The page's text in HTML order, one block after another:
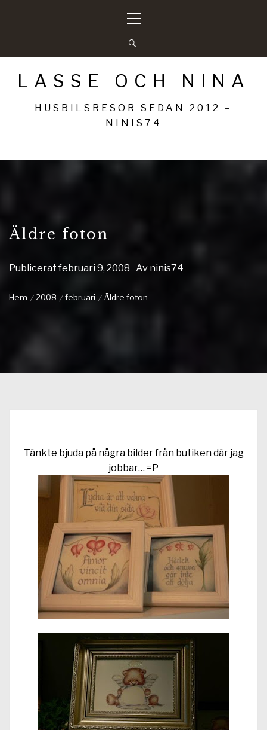
meny
LASSE OCH NINA
HUSBILSRESOR SEDAN 2012 –
NINIS74
Äldre foton
Publicerat februari 9, 2008 Av ninis74
Hem 2008 februari Äldre foton
Tänkte bjuda på några bilder från butiken där jag
jobbar… =P